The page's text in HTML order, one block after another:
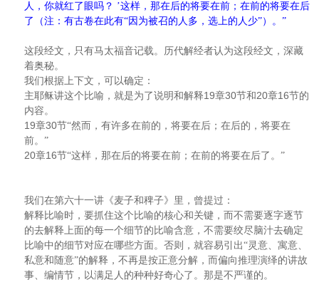
人，你就红了眼吗？ ’这样，那在后的将要在前；在前的将要在后
了（注：有古卷在此有“因为被召的人多，选上的人少”）。”
这段经文，只有马太福音记载。历代解经者认为这段经文，深藏
着奥秘。
我们根据上下文，可以确定：
主耶稣讲这个比喻，就是为了说明和解释19章30节和 20章16节的
内容。
19章30节“然而，有许多在前的，将要在后；在后的，将要在
前。”
20章16节“这样，那在后的将要在前；在前的将要在后了。”
我们在第六十一讲《麦子和稗子》里，曾提过：
解释比喻时，要抓住这个比喻的核心和关键，而不需要逐字逐节
的去解释上面的每一个细节的比喻含意，不需要绞尽脑汁去确定
比喻中的细节对应在哪些方面。否则，就容易引出“灵意、寓意、
私意和随意”的解释，不再是按正意分解，而偏向推理演绎的讲故
事、编情节，以满足人的种种好奇心了。那是不严谨的。